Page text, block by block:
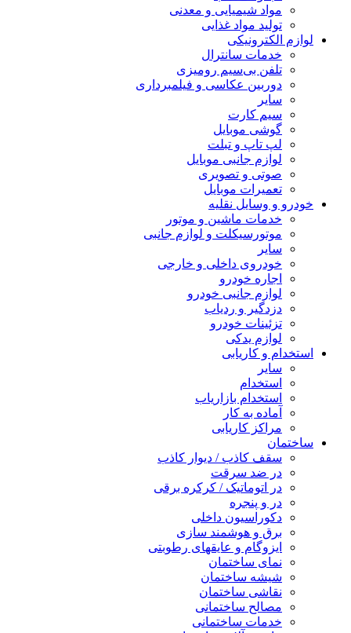
مواد شیمیایی و معدنی
تولید مواد غذایی
لوازم الکترونیکی
خدمات سانترال
تلفن بی‌سیم رومیزی
دوربین عکاسی و فیلمبرداری
سایر
سیم کارت
گوشی موبایل
لپ تاپ و تبلت
لوازم جانبی موبایل
صوتی و تصویری
تعمیرات موبایل
خودرو و وسایل نقلیه
خدمات ماشین و موتور
موتورسیکلت و لوازم جانبی
سایر
خودروی داخلی و خارجی
اجاره خودرو
لوازم جانبی خودرو
دزدگیر و ردیاب
تزئینات خودرو
لوازم یدکی
استخدام و کاریابی
سایر
استخدام
استخدام بازاریاب
آماده به کار
مراکز کاریابی
ساختمان
سقف کاذب / دیوار کاذب
در ضد سرقت
در اتوماتیک / کرکره برقی
در و پنجره
دکوراسیون داخلی
برق و هوشمند سازی
ایزوگام و عایقهای رطوبتی
نمای ساختمان
شیشه ساختمان
نقاشی ساختمان
مصالح ساختمانی
خدمات ساختمانی